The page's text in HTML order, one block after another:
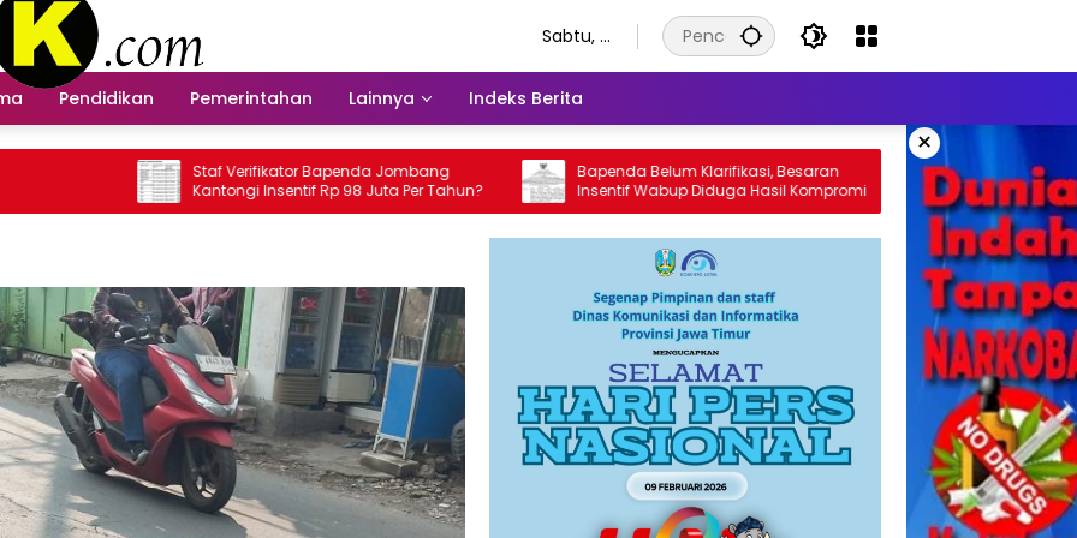
Sabtu, 8
2026
Pendidikan Pemerintahan Lainnya Indeks Berita
×
Staf Verifikator Bapenda Jombang
Kantongi Insentif Rp 98 Juta Per Tahun?
Bapenda Belum Klarifikasi, Besaran
Insentif Wabup Diduga Hasil Kompromi
Diduga Kelewat Besar, Jatah
Kepala Bapenda Terancam
Hukum